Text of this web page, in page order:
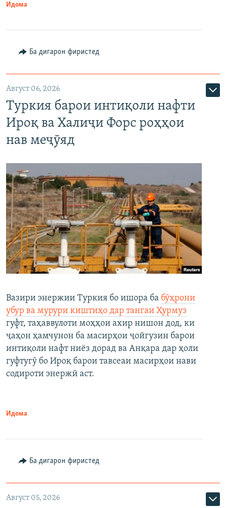
Идома
Ба дигарон фиристед
Август 06, 2026
Туркия барои интиқоли нафти
Ироқ ва Халиҷи Форс роҳҳои
нав меҷӯяд
Вазири энержии Туркия бо ишора ба бӯҳрони
убур ва мурури киштиҳо дар тангаи Ҳурмуз
гуфт, таҳаввулоти моҳҳои ахир нишон дод, ки
ҷаҳон ҳамчунон ба масирҳои ҷойгузин барои
интиқоли нафт ниёз дорад ва Анқара дар ҳоли
гуфтугӯ бо Ироқ барои тавсеаи масирҳои нави
содироти энержӣ аст.
Идома
Ба дигарон фиристед
Август 05, 2026